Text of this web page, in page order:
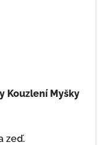
Kouzlení Myšky
zeď.